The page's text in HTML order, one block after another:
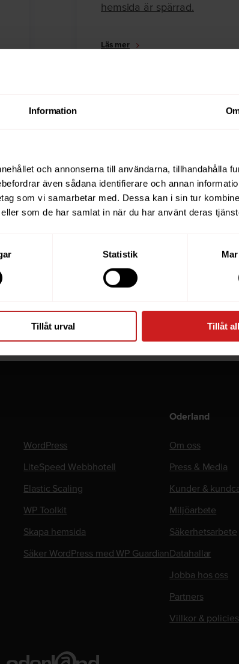
Information
och annonserna till användarna, tillhandahålla
även sådana identifierare och annan
som vi samarbetar med. Dessa kan i sin tur
som de har samlat in när du har använt deras
Statistik
Tillåt urval Tillåt
hemsida är spärrad.
Läs mer
were trying to reach
or domain pleaseread this FAQ
WordPress
LiteSpeed Webbhotell
Elastic Scaling
WP Toolkit
Skapa hemsida
Säker WordPress med WP Guardian
Oderland
Om oss
Press & Media
Kunder &
Miljöarbete
Säkerhetsarbete
Datahallar
Jobba hos oss
Partners
Villkor & policies